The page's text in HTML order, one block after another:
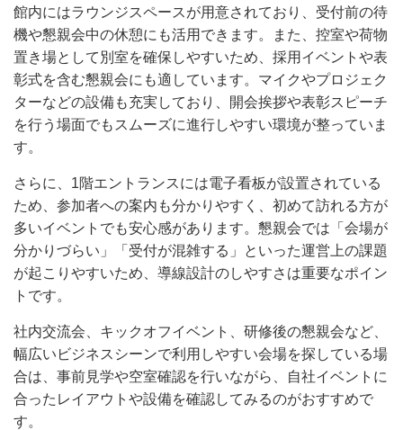
館内にはラウンジスペースが用意されており、受付前の待
機や懇親会中の休憩にも活用できます。また、控室や荷物
置き場として別室を確保しやすいため、採用イベントや表
彰式を含む懇親会にも適しています。マイクやプロジェク
ターなどの設備も充実しており、開会挨拶や表彰スピーチ
を行う場面でもスムーズに進行しやすい環境が整っていま
す。
さらに、1階エントランスには電子看板が設置されている
ため、参加者への案内も分かりやすく、初めて訪れる方が
多いイベントでも安心感があります。懇親会では「会場が
分かりづらい」「受付が混雑する」といった運営上の課題
が起こりやすいため、導線設計のしやすさは重要なポイン
トです。
社内交流会、キックオフイベント、研修後の懇親会など、
幅広いビジネスシーンで利用しやすい会場を探している場
合は、事前見学や空室確認を行いながら、自社イベントに
合ったレイアウトや設備を確認してみるのがおすすめで
す。